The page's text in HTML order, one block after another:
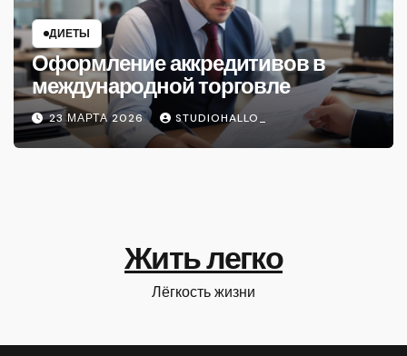
ДИЕТЫ
Оформление аккредитивов в
международной торговле
23 МАРТА 2026 STUDIOHALLO_
Жить легко
Лёгкость жизни